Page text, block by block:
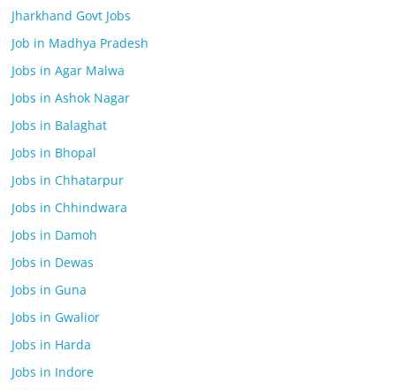
Jharkhand Govt Jobs
Job in Madhya Pradesh
Jobs in Agar Malwa
Jobs in Ashok Nagar
Jobs in Balaghat
Jobs in Bhopal
Jobs in Chhatarpur
Jobs in Chhindwara
Jobs in Damoh
Jobs in Dewas
Jobs in Guna
Jobs in Gwalior
Jobs in Harda
Jobs in Indore